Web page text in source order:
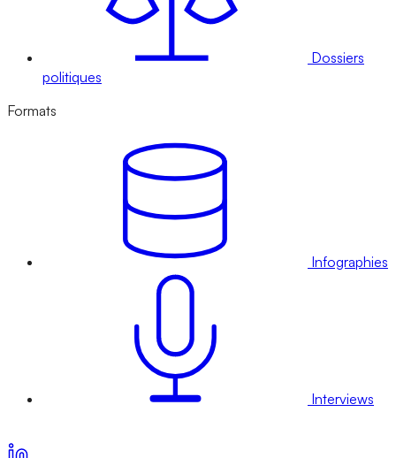
Dossiers
politiques
Formats
Infographies
Interviews